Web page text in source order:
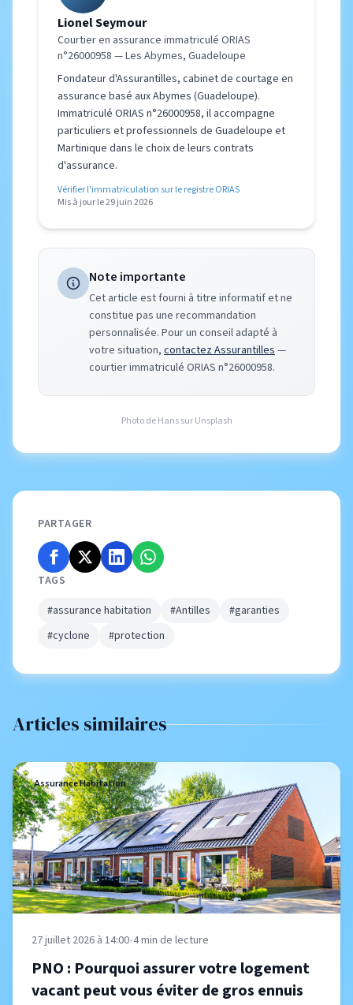
Lionel Seymour
Courtier en assurance immatriculé ORIAS
n°26000958 — Les Abymes, Guadeloupe
Fondateur d'Assurantilles, cabinet de courtage en
assurance basé aux Abymes (Guadeloupe).
Immatriculé ORIAS n°26000958, il accompagne
particuliers et professionnels de Guadeloupe et
Martinique dans le choix de leurs contrats
d'assurance.
Vérifier l'immatriculation sur le registre ORIAS
Mis à jour le 29 juin 2026
Note importante
Cet article est fourni à titre informatif et ne
constitue pas une recommandation
personnalisée. Pour un conseil adapté à
votre situation, contactez Assurantilles—
courtier immatriculé ORIAS n°26000958.
Photo deHanssurUnsplash
PARTAGER
TAGS
#assurance habitation
#Antilles
#garanties
#cyclone
#protection
Articles similaires
Assurance Habitation
27 juillet 2026 à 14:00•4min de lecture
PNO : Pourquoi assurer votre logement
vacant peut vous éviter de gros ennuis